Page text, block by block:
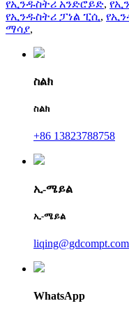
የኢንዱስትሪ አንድሮይድ,
የኢንዱስትሪ ፓነል ፒሲ,
ማሳያ,
ስልክ
ስልክ
+86 13823788758
ኢ-ሜይል
ኢ-ሜይል
liqing@gdcompt.com
WhatsApp